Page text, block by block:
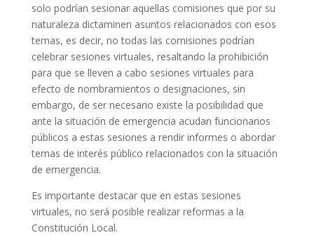
solo podrían sesionar aquellas comisiones que por su
naturaleza dictaminen asuntos relacionados con esos
temas, es decir, no todas las comisiones podrían
celebrar sesiones virtuales, resaltando la prohibición
para que se lleven a cabo sesiones virtuales para
efecto de nombramientos o designaciones, sin
embargo, de ser necesario existe la posibilidad que
ante la situación de emergencia acudan funcionarios
públicos a estas sesiones a rendir informes o abordar
temas de interés público relacionados con la situación
de emergencia.
Es importante destacar que en estas sesiones
virtuales, no será posible realizar reformas a la
Constitución Local.